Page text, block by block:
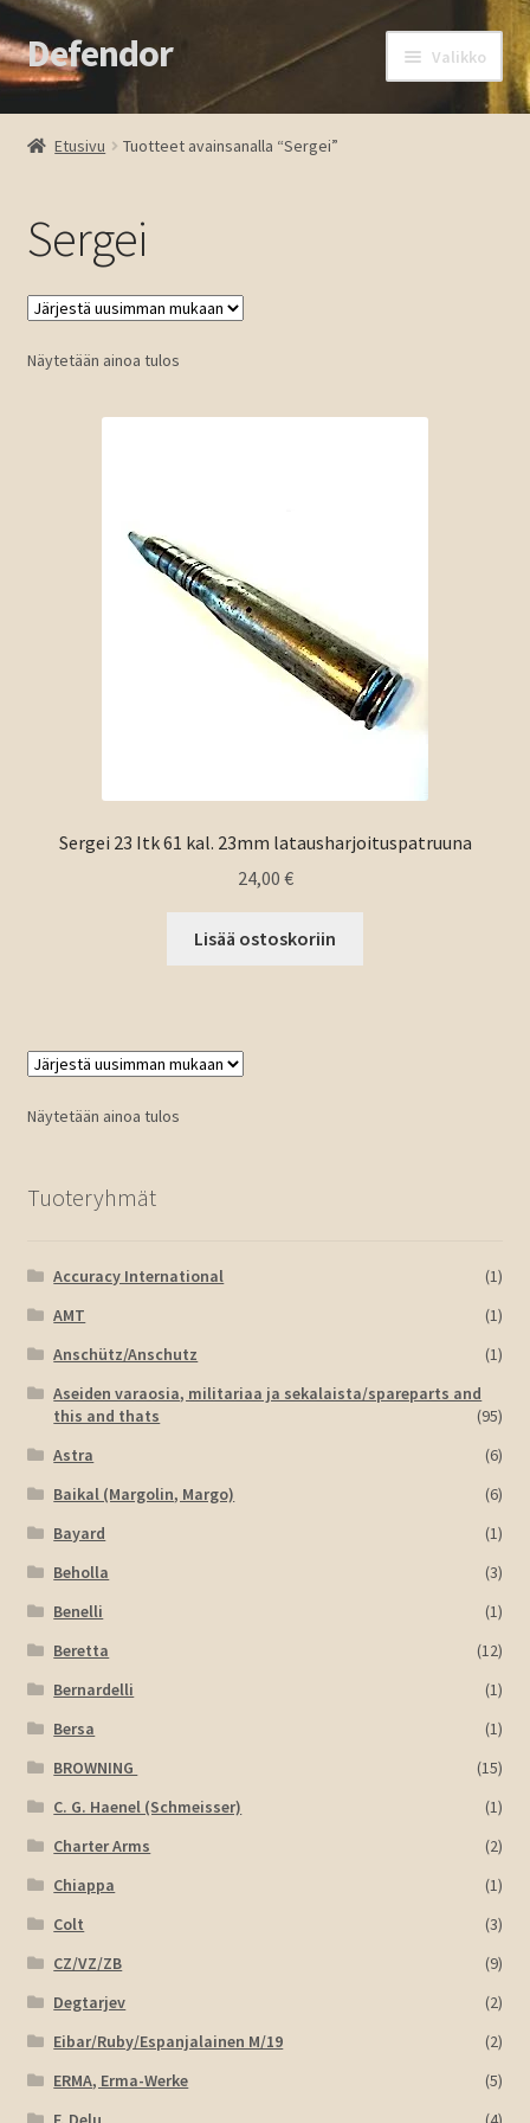
Siirry
navigointiin
Siirry
sisältöön
Defendor Valikko
Etusivu
Oma tili
Ostoskori
Tuotteet
Etusivu Tuotteet avainsanalla “Sergei”
Sergei
Näytetään ainoa tulos
Sergei 23 Itk 61 kal. 23mm latausharjoituspatruuna
24,00 €
Lisää ostoskoriin
Näytetään ainoa tulos
Tuoteryhmät
Accuracy International
(1)
AMT
(1)
Anschütz/Anschutz
(1)
Aseiden varaosia, militariaa ja sekalaista/spareparts and
this and thats
(95)
Astra
(6)
Baikal (Margolin, Margo)
(6)
Bayard
(1)
Beholla
(3)
Benelli
(1)
Beretta
(12)
Bernardelli
(1)
Bersa
(1)
BROWNING
(15)
C. G. Haenel (Schmeisser)
(1)
Charter Arms
(2)
Chiappa
(1)
Colt
(3)
CZ/VZ/ZB
(9)
Degtarjev
(2)
Eibar/Ruby/Espanjalainen M/19
(2)
ERMA, Erma-Werke
(5)